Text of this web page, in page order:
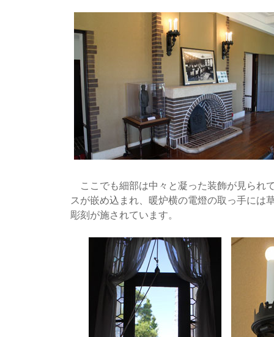
ここでも細部は中々と凝った装飾が見られ
スが嵌め込まれ、暖炉横の電燈の取っ手には
彫刻が施されています。